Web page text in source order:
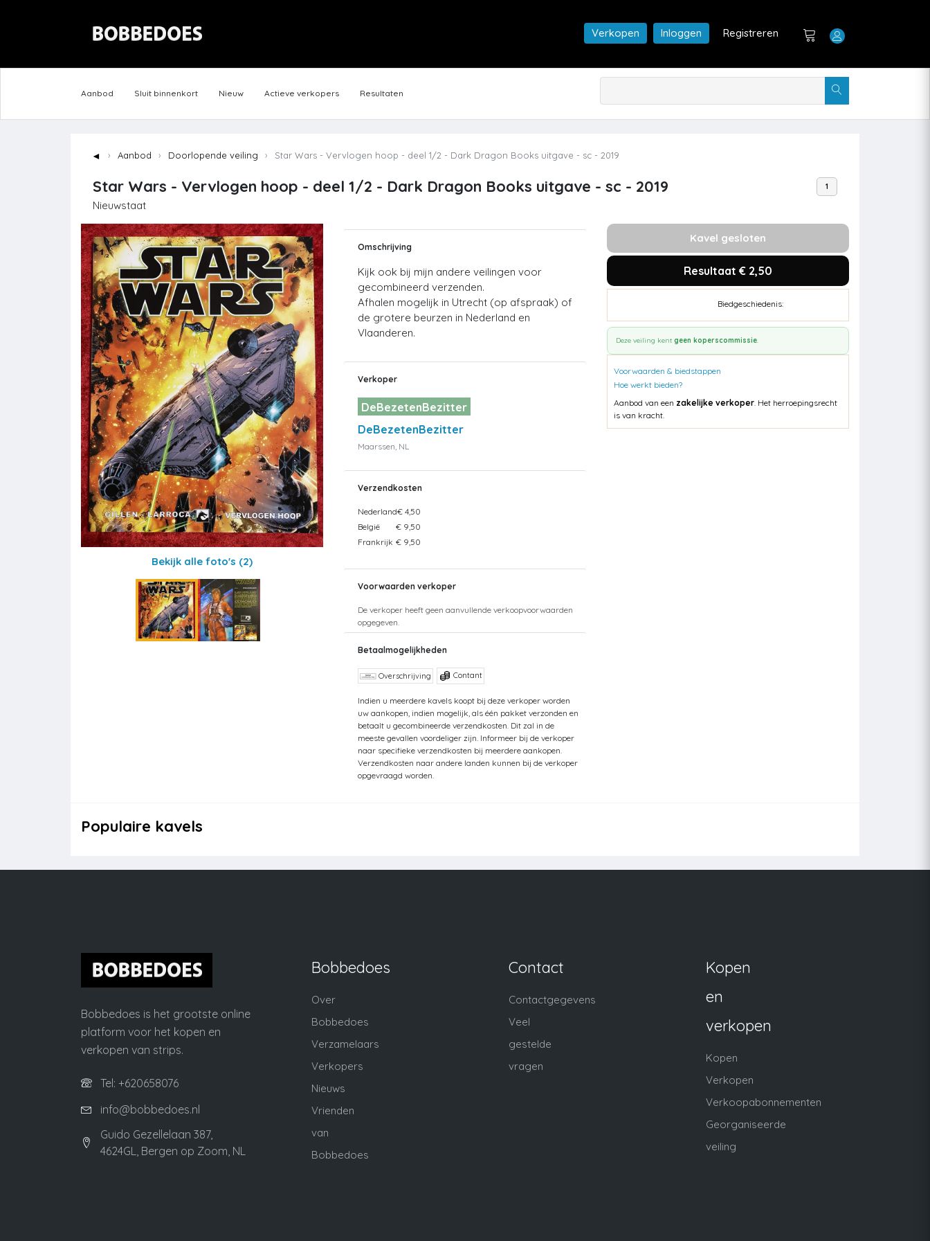
Verkopen Inloggen Registreren
Aanbod Sluit binnenkort Nieuw Actieve verkopers Resultaten
◄ Aanbod Doorlopende veiling Star Wars - Vervlogen hoop - deel 1/2 - Dark Dragon Books uitgave - sc - 2019
Star Wars - Vervlogen hoop - deel 1/2 - Dark Dragon Books uitgave - sc - 2019
Nieuwstaat
1
Bekijk alle foto's (2)
Omschrijving
Kijk ook bij mijn andere veilingen voor
gecombineerd verzenden.
Afhalen mogelijk in Utrecht (op afspraak) of
de grotere beurzen in Nederland en
Vlaanderen.
Verkoper
DeBezetenBezitter
DeBezetenBezitter
Maarssen, NL
Verzendkosten
Nederland€ 4,50
België
€ 9,50
Frankrijk € 9,50
Voorwaarden verkoper
De verkoper heeft geen aanvullende verkoopvoorwaarden
opgegeven.
Betaalmogelijkheden
Overschrijving Contant
Indien u meerdere kavels koopt bij deze verkoper worden
uw aankopen, indien mogelijk, als één pakket verzonden en
betaalt u gecombineerde verzendkosten. Dit zal in de
meeste gevallen voordeliger zijn. Informeer bij de verkoper
naar specifieke verzendkosten bij meerdere aankopen.
Verzendkosten naar andere landen kunnen bij de verkoper
opgevraagd worden.
Kavel gesloten
Resultaat € 2,50
Biedgeschiedenis:
Deze veiling kent geen koperscommissie.
Voorwaarden & biedstappen
Hoe werkt bieden?
Aanbod van een zakelijke verkoper. Het herroepingsrecht
is van kracht.
Populaire kavels
Bobbedoes is het grootste online
platform voor het kopen en
verkopen van strips.
Tel: +620658076
info@bobbedoes.nl
Guido Gezellelaan 387,
4624GL, Bergen op Zoom, NL
Bobbedoes
Over
Bobbedoes
Verzamelaars
Verkopers
Nieuws
Vrienden
van
Bobbedoes
Contact
Contactgegevens
Veel
gestelde
vragen
Kopen
en
verkopen
Kopen
Verkopen
Verkoopabonnementen
Georganiseerde
veiling